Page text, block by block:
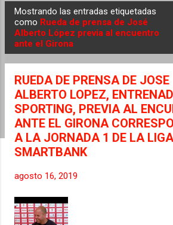
t
r
Mostrando las entradas etiquetadas
como Rueda de prensa de José
Alberto López previa al encuentro
ante el Girona
RUEDA DE PRENSA DE JOSE
ALBERTO LOPEZ,
SPORTING, PREVIA AL
ANTE EL GIRONA
A LA JORNADA 1 DE LA LIGA
SMARTBANK
agosto 16, 2019